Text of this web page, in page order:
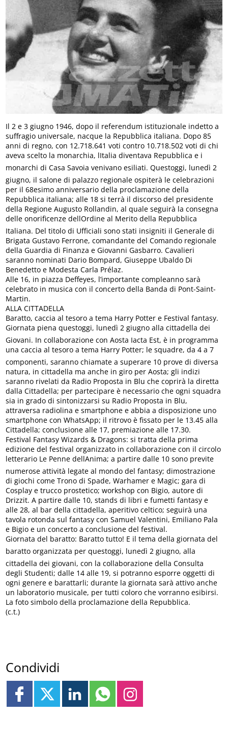
Il 2 e 3 giugno 1946, dopo il referendum istituzionale indetto a
suffragio universale, nacque la Repubblica italiana. Dopo 85
anni di regno, con 12.718.641 voti contro 10.718.502 voti di chi
aveva scelto la monarchia, lItalia diventava Repubblica e i
monarchi di Casa Savoia venivano esiliati. Questoggi, lunedì 2
giugno, il salone di palazzo regionale ospiterà le celebrazioni
per il 68esimo anniversario della proclamazione della
Repubblica italiana; alle 18 si terrà il discorso del presidente
della Regione Augusto Rollandin, al quale seguirà la consegna
delle onorificenze dellOrdine al Merito della Repubblica
Italiana. Del titolo di Ufficiali sono stati insigniti il Generale di
Brigata Gustavo Ferrone, comandante del Comando regionale
della Guardia di Finanza e Giovanni Gasbarro. Cavalieri
saranno nominati Dario Bompard, Giuseppe Ubaldo Di
Benedetto e Modesta Carla Prélaz.
Alle 16, in piazza Deffeyes, l’importante compleanno sarà
celebrato in musica con il concerto della Banda di Pont-Saint-
Martin.
ALLA CITTADELLA
Baratto, caccia al tesoro a tema Harry Potter e Festival fantasy.
Giornata piena questoggi, lunedì 2 giugno alla cittadella dei
Giovani. In collaborazione con Aosta Iacta Est, è in programma
una caccia al tesoro a tema Harry Potter; le squadre, da 4 a 7
componenti, saranno chiamate a superare 10 prove di diversa
natura, in cittadella ma anche in giro per Aosta; gli indizi
saranno rivelati da Radio Proposta in Blu che coprirà la diretta
dalla Cittadella; per partecipare è necessario che ogni squadra
sia in grado di sintonizzarsi su Radio Proposta in Blu,
attraversa radiolina e smartphone e abbia a disposizione uno
smartphone con WhatsApp; il ritrovo è fissato per le 13.45 alla
Cittadella; conclusione alle 17, premiazione alle 17.30.
Festival Fantasy Wizards & Dragons: si tratta della prima
edizione del festival organizzato in collaborazione con il circolo
letterario Le Penne dellAnima; a partire dalle 10 sono previte
numerose attività legate al mondo del fantasy; dimostrazione
di giochi come Trono di Spade, Warhamer e Magic; gara di
Cosplay e trucco prostetico; workshop con Bigio, autore di
Drizzit. A partire dalle 10, stands di libri e fumetti fantasy e
alle 28, al bar della cittadella, aperitivo celtico; seguirà una
tavola rotonda sul fantasy con Samuel Valentini, Emiliano Pala
e Bigio e un concerto a conclusione del festival.
Giornata del baratto: Baratto tutto! E il tema della giornata del
baratto organizzata per questoggi, lunedì 2 giugno, alla
cittadella dei giovani, con la collaborazione della Consulta
degli Studenti; dalle 14 alle 19, si potranno esporre oggetti di
ogni genere e barattarli; durante la giornata sarà attivo anche
un laboratorio musicale, per tutti coloro che vorranno esibirsi.
La foto simbolo della proclamazione della Repubblica.
(c.t.)
Condividi